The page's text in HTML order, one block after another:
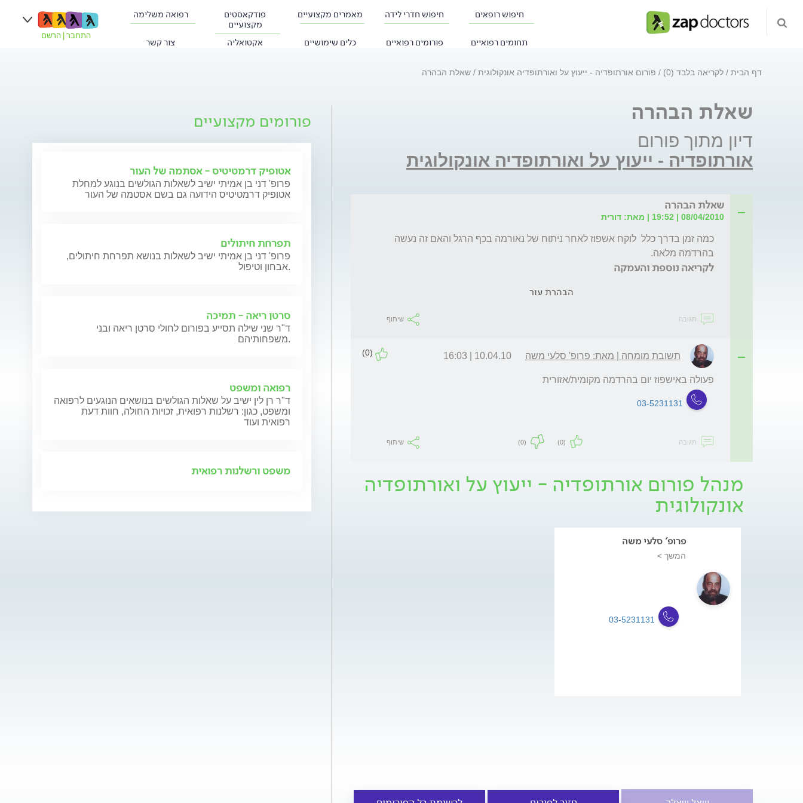
חיפוש רופאים חיפוש חדרי לידה מאמרים מקצועיים
פודקאסטים
מקצועיים
רפואה משלימה
תחומים רפואיים פורומים רפואיים כלים שימושיים אקטואליה צור קשר
התחבר הרשם
דף הבית לקריאה בלבד (0) פורום אורתופדיה - ייעוץ על ואורתופדיה אונקולוגית שאלת הבהרה
שאלת הבהרה
דיון מתוך פורום
אורתופדיה - ייעוץ על ואורתופדיה אונקולוגית
שאלת הבהרה
08/04/2010 | 19:52 | מאת: דורית
בהרדמה מלאה.
לקריאה נוספת והעמקה
הבהרת עור
תגובה שיתוף
תשובת מומחה | מאת: פרופ' סלעי משה 10.04.10 | 16:03
(0)
פעולה באישפוז יום בהרדמה מקומית/אזורית
03-5231131
תגובה (0)
(0) שיתוף
מנהל פורום אורתופדיה - ייעוץ על ואורתופדיה
אונקולוגית
פרופ' סלעי משה
המשך >
03-5231131
פורומים מקצועיים
אטופיק דרמטיטיס - אסתמה של העור
פרופ' דני בן אמיתי ישיב לשאלות הגולשים בנוגע למחלת
אטופיק דרמטיטיס הידועה גם בשם אסטמה של העור
תפרחת חיתולים
פרופ' דני בן אמיתי ישיב לשאלות בנושא תפרחת חיתולים,
אבחון וטיפול.
סרטן ריאה - תמיכה
ד"ר שני שילה תסייע בפורום לחולי סרטן ריאה ובני
משפחותיהם.
רפואה ומשפט
ד"ר רן לין ישיב על שאלות הגולשים בנושאים הנוגעים לרפואה
ומשפט, כגון: רשלנות רפואית, זכויות החולה, חוות דעת
רפואית ועוד
משפט ורשלנות רפואית